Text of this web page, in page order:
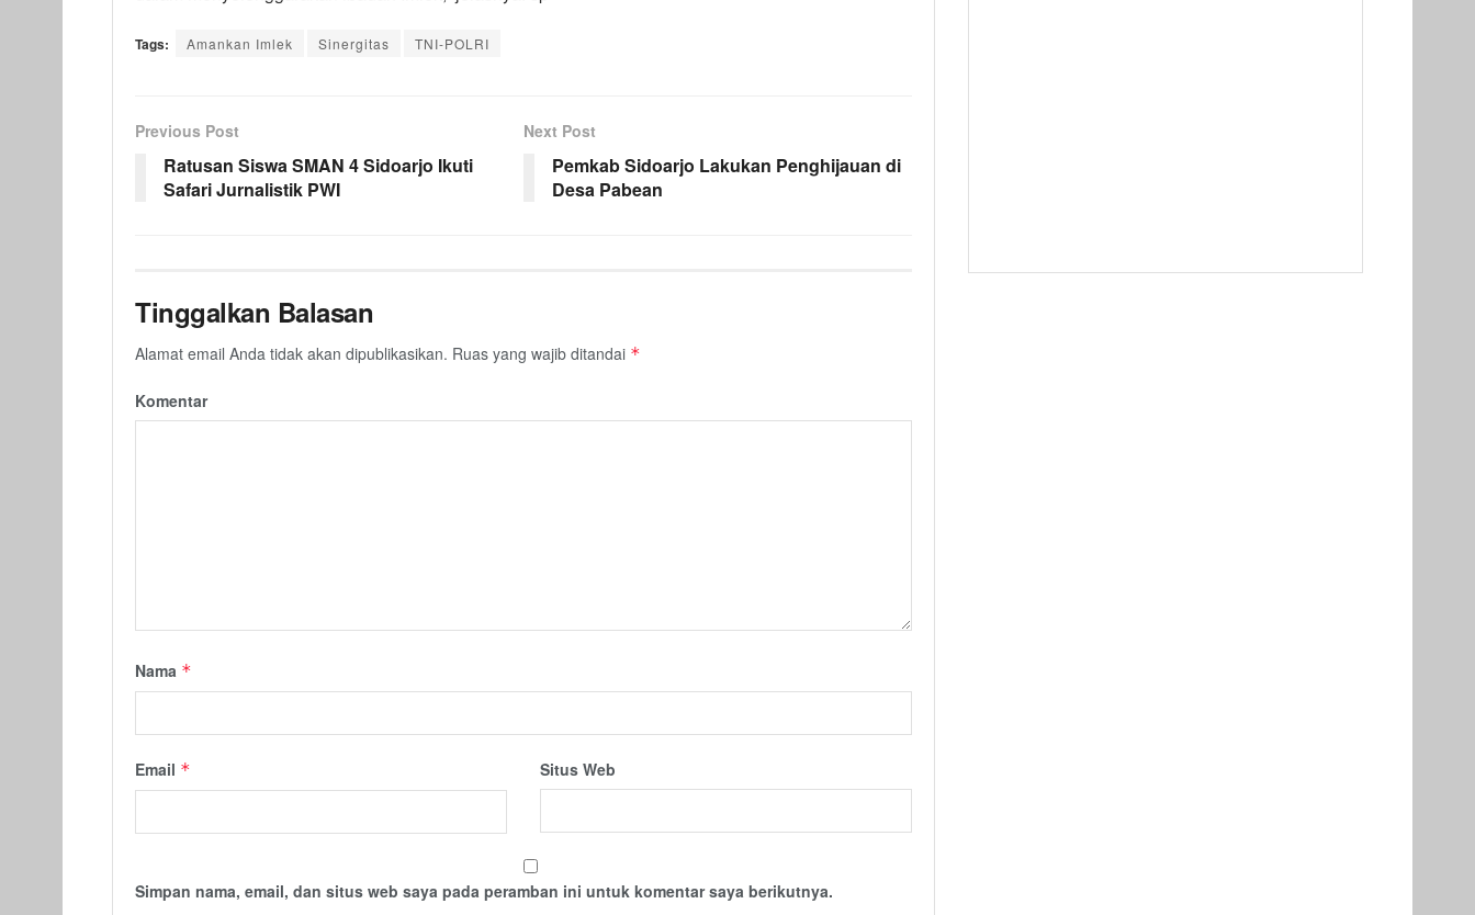
Tags: Amankan Imlek Sinergitas TNI-POLRI
Previous Post
Ratusan Siswa SMAN 4 Sidoarjo Ikuti
Safari Jurnalistik PWI
Next Post
Pemkab Sidoarjo Lakukan Penghijauan di
Desa Pabean
Tinggalkan Balasan
Alamat email Anda tidak akan dipublikasikan. Ruas yang wajib ditandai *
Komentar
Nama *
Email * Situs Web
Simpan nama, email, dan situs web saya pada peramban ini untuk komentar saya berikutnya.